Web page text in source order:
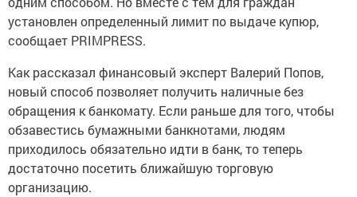
установлен определенный лимит по выдаче купюр,
сообщает PRIMPRESS.
Как рассказал финансовый эксперт Валерий Попов,
новый способ позволяет получить наличные без
обращения к банкомату. Если раньше для того, чтобы
обзавестись бумажными банкнотами, людям
приходилось обязательно идти в банк, то теперь
достаточно посетить ближайшую торговую
организацию.